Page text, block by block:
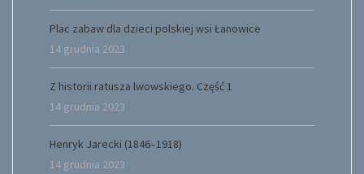
Plac zabaw dla dzieci polskiej wsi Łanowice
14 grudnia 2023
Z historii ratusza lwowskiego. Część 1
14 grudnia 2023
Henryk Jarecki (1846–1918)
14 grudnia 2023